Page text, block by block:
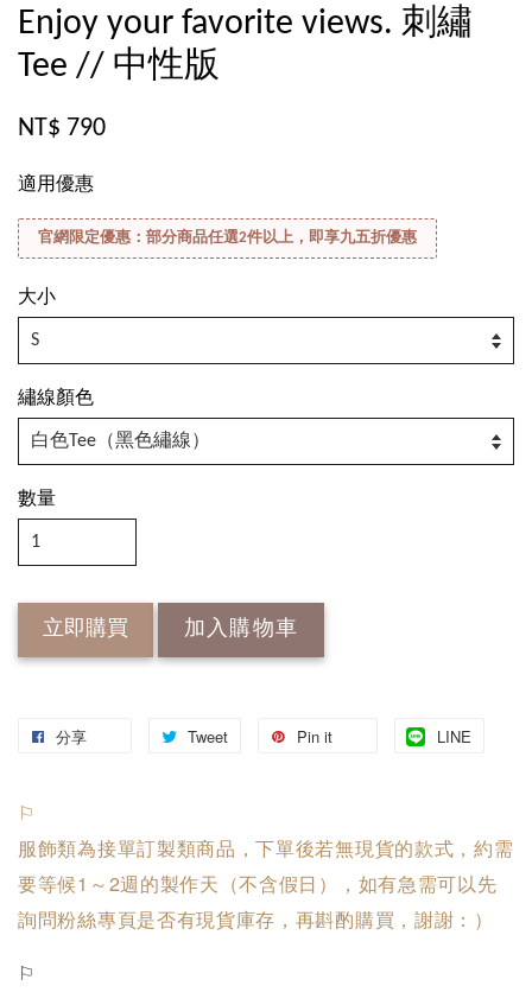
Enjoy your favorite views. 刺繡
Tee // 中性版
NT$ 790
適用優惠
官網限定優惠：部分商品任選2件以上，即享九五折優惠
大小
繡線顏色
數量
立即購買 加入購物車
分享 Tweet Pin it LINE
⚐
服飾類為接單訂製類商品，下單後若無現貨的款式，約需
要等候1～2週的製作天（不含假日），如有急需可以先
詢問粉絲專頁是否有現貨庫存，再斟酌購買，謝謝：）
⚐